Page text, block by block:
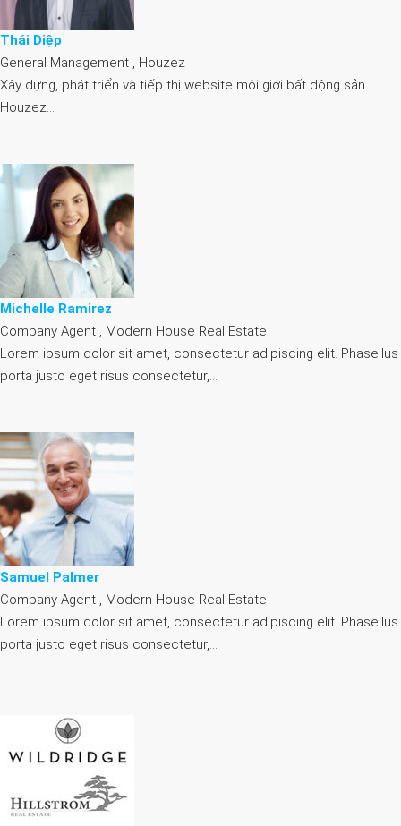
Thái Diệp
General Management , Houzez
Xây dựng, phát triển và tiếp thị website môi giới bất động sản
Houzez…
Michelle Ramirez
Company Agent , Modern House Real Estate
Lorem ipsum dolor sit amet, consectetur adipiscing elit. Phasellus
porta justo eget risus consectetur,…
Samuel Palmer
Company Agent , Modern House Real Estate
Lorem ipsum dolor sit amet, consectetur adipiscing elit. Phasellus
porta justo eget risus consectetur,…